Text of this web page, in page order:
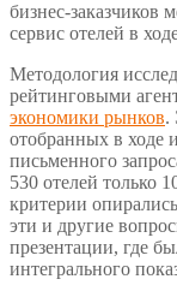
бизнес-заказчиков
сервис отелей в
Методология
рейтинговыми
экономики рынков.
отобранных в ходе
письменного
530 отелей только
критерии
эти и другие
презентации, где
интегрального